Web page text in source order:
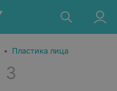
• Пластика лица
3